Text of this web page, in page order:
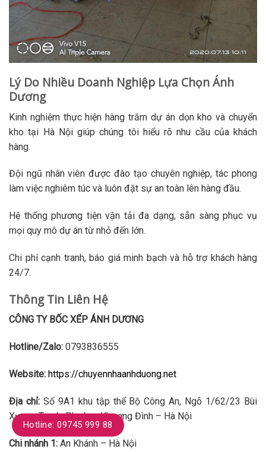
Lý Do Nhiều Doanh Nghiệp Lựa Chọn Ánh
Dương
Kinh nghiệm thực hiện hàng trăm dự án dọn kho và chuyển
kho tại Hà Nội giúp chúng tôi hiểu rõ nhu cầu của khách
hàng.
Đội ngũ nhân viên được đào tạo chuyên nghiệp, tác phong
làm việc nghiêm túc và luôn đặt sự an toàn lên hàng đầu.
Hệ thống phương tiện vận tải đa dạng, sẵn sàng phục vụ
mọi quy mô dự án từ nhỏ đến lớn.
Chi phí cạnh tranh, báo giá minh bạch và hỗ trợ khách hàng
24/7.
Thông Tin Liên Hệ
CÔNG TY BỐC XẾP ÁNH DƯƠNG
Hotline/Zalo: 0793836555
Website: https://chuyennhaanhduong.net
Địa chỉ:Số 9A1 khu tập thể Bộ Công An, Ngõ 1/62/23 Bùi
Xương Trạch, Phường Khương Đình – Hà Nội
Chi nhánh 1: An Khánh – Hà Nội
Hotline: 09745 999 88